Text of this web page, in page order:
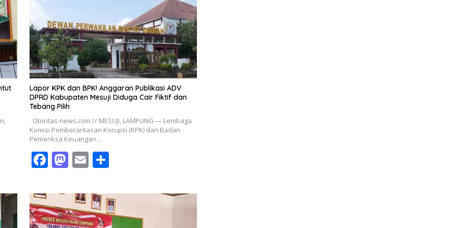
o
o
k
n
Lapor KPK dan BPK! Anggaran Publikasi ADV
DPRD Kabupaten Mesuji Diduga Cair Fiktif dan
Tebang Pilih
Otoritas-news.com // MESUJI, LAMPUNG — Lembaga
Komisi Pemberantasan Korupsi (KPK) dan Badan
Pemeriksa Keuangan…
F
e
b
M
to
d
E
ai
l
S
ar
e